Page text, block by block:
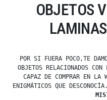
OBJETOS
POR SI FUERA POCO,TE
OBJETOS RELACIONADOS
CAPAZ DE COMPRAR EN LA
ENIGMÁTICOS QUE